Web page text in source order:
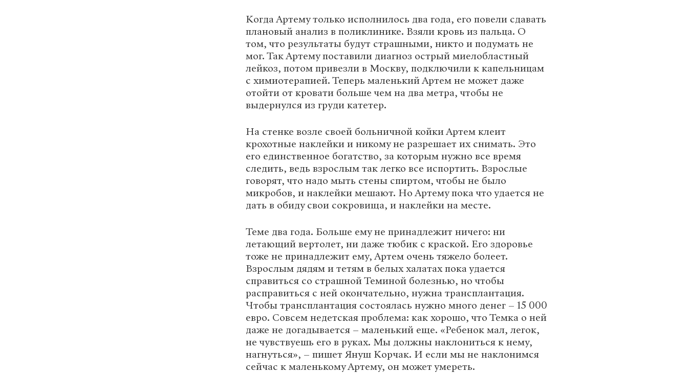
Когда Артему только исполнилось два года, его повели сдавать
плановый анализ в поликлинике. Взяли кровь из пальца. О
том, что результаты будут страшными, никто и подумать не
мог. Так Артему поставили диагноз острый миелобластный
лейкоз, потом привезли в Москву, подключили к капельницам
с химиотерапией. Теперь маленький Артем не может даже
отойти от кровати больше чем на два метра, чтобы не
выдернулся из груди катетер.
На стенке возле своей больничной койки Артем клеит
крохотные наклейки и никому не разрешает их снимать. Это
его единственное богатство, за которым нужно все время
следить, ведь взрослым так легко все испортить. Взрослые
говорят, что надо мыть стены спиртом, чтобы не было
микробов, и наклейки мешают. Но Артему пока что удается не
дать в обиду свои сокровища, и наклейки на месте.
Теме два года. Больше ему не принадлежит ничего: ни
летающий вертолет, ни даже тюбик с краской. Его здоровье
тоже не принадлежит ему, Артем очень тяжело болеет.
Взрослым дядям и тетям в белых халатах пока удается
справиться со страшной Теминой болезнью, но чтобы
расправиться с ней окончательно, нужна трансплантация.
Чтобы трансплантация состоялась нужно много денег – 15 000
евро. Совсем недетская проблема: как хорошо, что Темка о ней
даже не догадывается – маленький еще. «Ребенок мал, легок,
не чувствуешь его в руках. Мы должны наклониться к нему,
нагнуться», – пишет Януш Корчак. И если мы не наклонимся
сейчас к маленькому Артему, он может умереть.